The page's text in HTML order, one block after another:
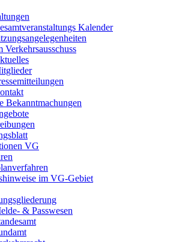
Kalender
Verkehrsausschuss
Bekanntmachungen
VG
im VG-Gebiet
& Passwesen